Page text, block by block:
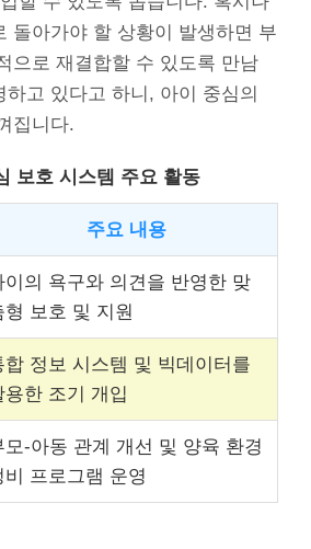
돌아가야 할 상황이 발생하면 부
으로 재결합할 수 있도록 만남
하고 있다고 하니, 아이 중심의
집니다.
보호 시스템 주요 활동
주요 내용
이의 욕구와 의견을 반영한 맞
형 보호 및 지원
합 정보 시스템 및 빅데이터를
용한 조기 개입
모-아동 관계 개선 및 양육 환경
비 프로그램 운영